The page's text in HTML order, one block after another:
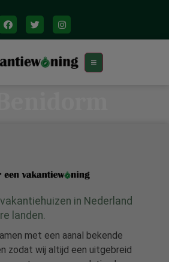
in Nederland
landen.
met een aanal bekende
zodat wij altijd een uitgebreid